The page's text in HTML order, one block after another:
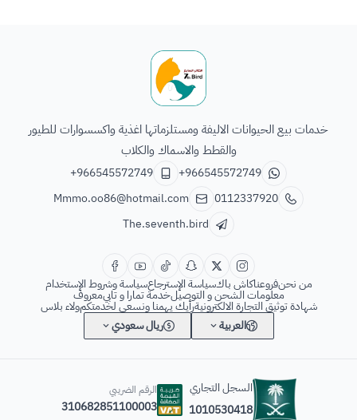
خدمات بيع الحيوانات الاليفة ومستلزماتها اغذية واكسسوارات للطيور
والقطط والاسماك والكلاب
+966545572749
+966545572749
0112337920
Mmmo.oo86@hotmail.com
The.seventh.bird
من نحنفروعناكاش باكسياسة الإسترجاعسياسة وشروط الإستخدام
معلومات الشحن و التوصيلخدمة تمارا و تابيمعروف
شهادة توثيق التجارة الالكترونيةرأيك يهمنا ونسعى لخدمتكمولاء بلاس
العربية
ريال سعودي
السجل التجاري
1010530418
الرقم الضريبي
310682851100003